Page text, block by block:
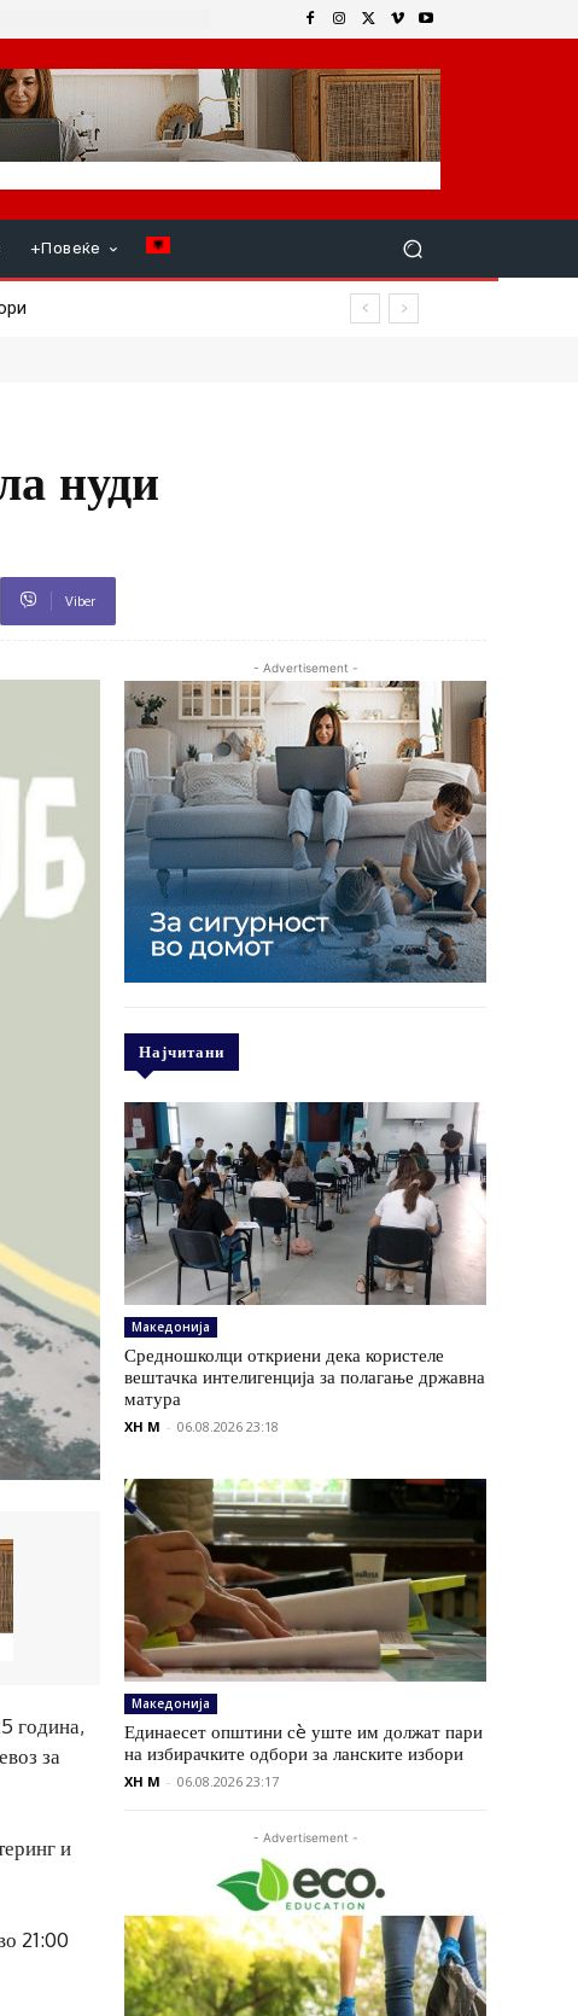
+Повеќе
нуди
Viber
година,
за
и
21:00
- Advertisement -
Најчитани
Македонија
Средношколци откриени дека користеле
вештачка интелигенција за полагање државна
матура
XH M - 06.08.2026 23:18
Македонија
Единаесет општини сè уште им должат пари
на избирачките одбори за ланските избори
XH M - 06.08.2026 23:17
- Advertisement -